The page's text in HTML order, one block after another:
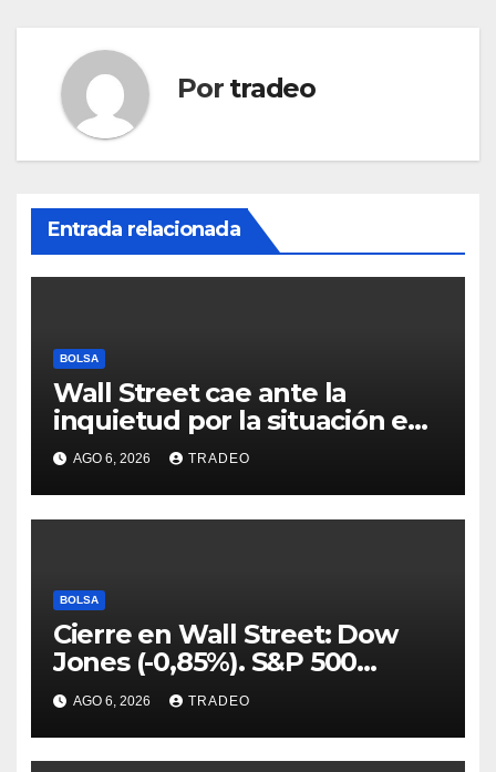
Por tradeo
Entrada relacionada
BOLSA
Wall Street cae ante la
inquietud por la situación en
Ormuz
AGO 6, 2026 TRADEO
BOLSA
Cierre en Wall Street: Dow
Jones (-0,85%). S&P 500
(-0,18%) y Nasdaq (-0,06%)
AGO 6, 2026 TRADEO